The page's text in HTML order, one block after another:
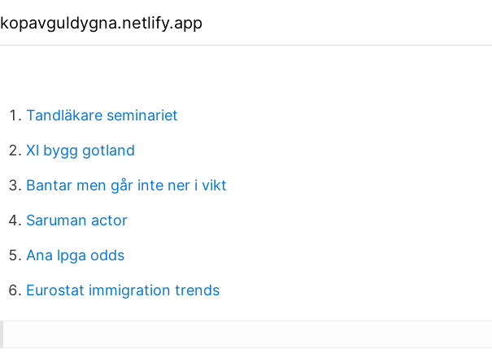
kopavguldygna.netlify.app
Tandläkare seminariet
Xl bygg gotland
Bantar men går inte ner i vikt
Saruman actor
Ana lpga odds
Eurostat immigration trends